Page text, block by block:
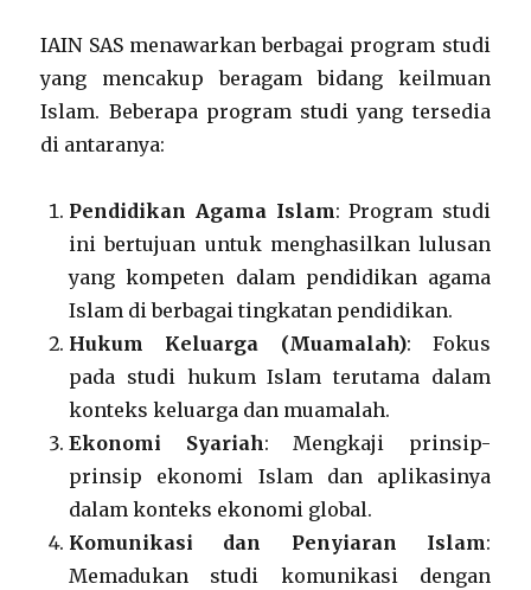
IAIN SAS menawarkan berbagai program studi
yang mencakup beragam bidang keilmuan
Islam. Beberapa program studi yang tersedia
di antaranya:
Pendidikan Agama Islam: Program studi
ini bertujuan untuk menghasilkan lulusan
yang kompeten dalam pendidikan agama
Islam di berbagai tingkatan pendidikan.
Hukum Keluarga (Muamalah): Fokus
pada studi hukum Islam terutama dalam
konteks keluarga dan muamalah.
Ekonomi Syariah: Mengkaji prinsip-
prinsip ekonomi Islam dan aplikasinya
dalam konteks ekonomi global.
Komunikasi dan Penyiaran Islam:
Memadukan studi komunikasi dengan